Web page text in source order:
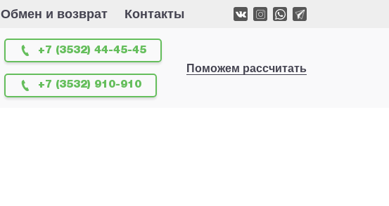
Обмен и возврат Контакты
+7 (3532) 44-45-45
+7 (3532) 910-910
Поможем рассчитать